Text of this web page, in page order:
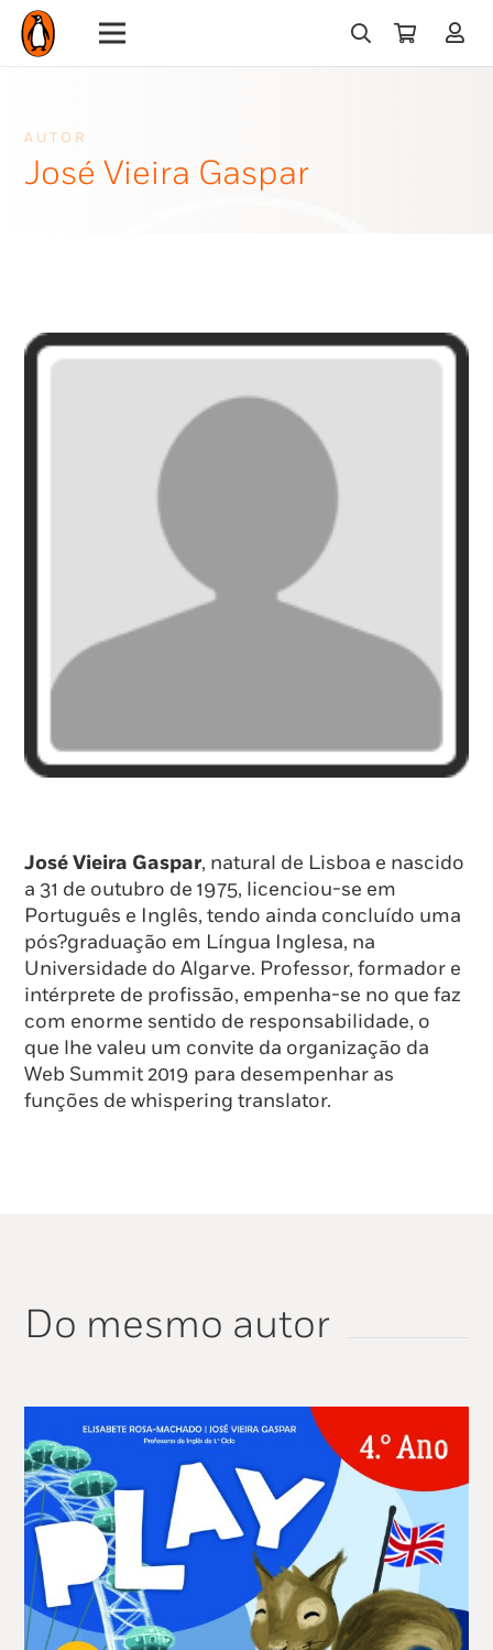
AUTOR
José Vieira Gaspar
José Vieira Gaspar, natural de Lisboa e nascido
a 31 de outubro de 1975, licenciou-se em
Português e Inglês, tendo ainda concluído uma
pós?graduação em Língua Inglesa, na
Universidade do Algarve. Professor, formador e
intérprete de profissão, empenha-se no que faz
com enorme sentido de responsabilidade, o
que lhe valeu um convite da organização da
Web Summit 2019 para desempenhar as
funções de whispering translator.
Do mesmo autor